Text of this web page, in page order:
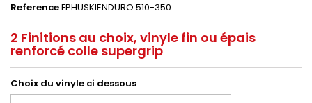
ReferenceFPHUSKIENDURO 510-350
2 Finitions au choix, vinyle fin ou épais
renforcé colle supergrip
Choix du vinyle ci dessous